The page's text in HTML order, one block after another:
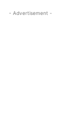
- Advertisement -